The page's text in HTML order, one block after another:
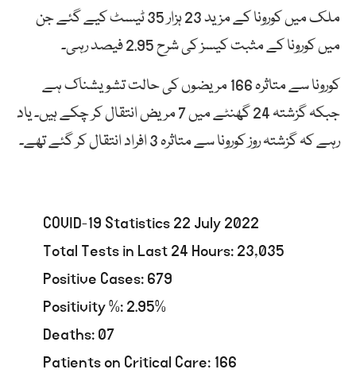
ملک میں کورونا کے مزید 23 ہزار 35 ٹیسٹ کیے گئے جن
میں کورونا کے مثبت کیسز کی شرح 2.95 فیصد رہی۔
کورونا سے متاثرہ 166 مریضوں کی حالت تشویشناک ہے
جبکہ گزشتہ 24 گھنٹے میں 7 مریض انتقال کر چکے ہیں۔ یاد
رہے کہ گزشتہ روز کورونا سے متاثرہ 3 افراد انتقال کر گئے تھے۔
COVID-19 Statistics 22 July 2022
Total Tests in Last 24 Hours: 23,035
Positive Cases: 679
Positivity %: 2.95%
Deaths: 07
Patients on Critical Care: 166